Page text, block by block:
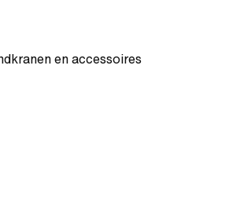
en accessoires